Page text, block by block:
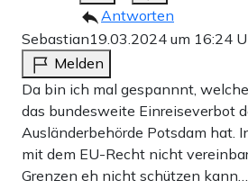
Antworten
Sebastian19.03.2024 um 16:24
Melden
Da bin ich mal gespannnt,
das bundesweite Einreiseverbot
Ausländerbehörde Potsdam hat.
mit dem EU-Recht nicht
Grenzen eh nicht schützen